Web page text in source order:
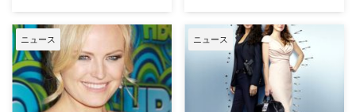
活」の第5弾が、6月26日（木）
恵比寿Duo DoMoにて開催され
た。 【関連フォト】ドラ活
『SUITS』上映会に吹替キャスト
桐本琢也＆西健亮が登場！ 今回
から3ヵ月間連続のスペシャル版
『エレメンタリー ホームズ＆ワ
トソン in NY』のジョーン・ワト
ソンとして、また『コールドケー
ス』のリリー・ラッシュ役『フレ
ンズ』フィービー役など、様々な
海外ドラマ・洋画の吹替で活躍中
の声優・田中敦子と一緒にロサン
ニュース ニュース